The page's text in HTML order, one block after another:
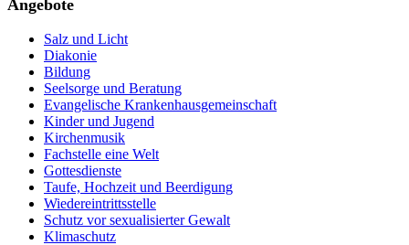
Angebote
Salz und Licht
Diakonie
Bildung
Seelsorge und Beratung
Evangelische Krankenhausgemeinschaft
Kinder und Jugend
Kirchenmusik
Fachstelle eine Welt
Gottesdienste
Taufe, Hochzeit und Beerdigung
Wiedereintrittsstelle
Schutz vor sexualisierter Gewalt
Klimaschutz